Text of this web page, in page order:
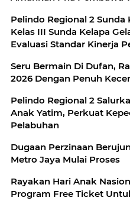
Pelindo Regional 2 Sunda
Kelas III Sunda Kelapa
Evaluasi Standar Kinerja
Seru Bermain Di Dufan,
2026 Dengan Penuh
Pelindo Regional 2
Anak Yatim, Perkuat
Pelabuhan
Dugaan Perzinaan
Metro Jaya Mulai Proses
Rayakan Hari Anak
Program Free Ticket